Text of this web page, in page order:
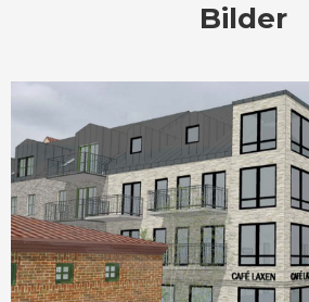
Bilder